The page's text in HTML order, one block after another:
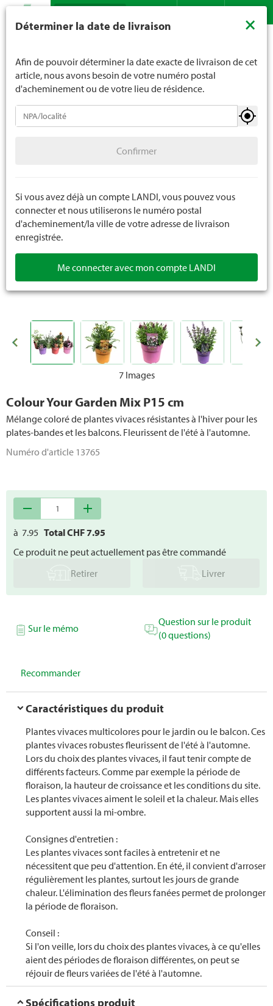
Recherche
7 Images
Colour Your Garden Mix P15 cm
Mélange coloré de plantes vivaces résistantes à l'hiver pour les
plates-bandes et les balcons. Fleurissent de l'été à l'automne.
Numéro d'article 13765
remove add
à 7.95 Total CHF7.95
Ce produit ne peut actuellement pas être commandé
Retirer
Livrer
Sur le mémo
Question sur le produit
(0 questions)
Recommander
Caractéristiques du produit
Plantes vivaces multicolores pour le jardin ou le balcon. Ces
plantes vivaces robustes fleurissent de l'été à l'automne.
Lors du choix des plantes vivaces, il faut tenir compte de
différents facteurs. Comme par exemple la période de
floraison, la hauteur de croissance et les conditions du site.
Les plantes vivaces aiment le soleil et la chaleur. Mais elles
supportent aussi la mi-ombre.
Consignes d'entretien :
Les plantes vivaces sont faciles à entretenir et ne
nécessitent que peu d'attention. En été, il convient d'arroser
régulièrement les plantes, surtout les jours de grande
chaleur. L'élimination des fleurs fanées permet de prolonger
la période de floraison.
Conseil :
Si l'on veille, lors du choix des plantes vivaces, à ce qu'elles
aient des périodes de floraison différentes, on peut se
réjouir de fleurs variées de l'été à l'automne.
Spécifications produit
Plantes de jardin
Plantes à massif et à balcon annuelles
Fruits et baies
Pépinière
Plantes méditerranéennes
Sapins de Noël
Déterminer la date de livraison ×
Afin de pouvoir déterminer la date exacte de livraison de cet
article, nous avons besoin de votre numéro postal
d'acheminement ou de votre lieu de résidence.
Confirmer
Si vous avez déjà un compte LANDI, vous pouvez vous
connecter et nous utiliserons le numéro postal
d'acheminement/la ville de votre adresse de livraison
enregistrée.
Me connecter avec mon compte LANDI
moins de 16 ans. La limite d'âge est de 18 ans pour les
nous indiquez votre âge de manière contraignante.